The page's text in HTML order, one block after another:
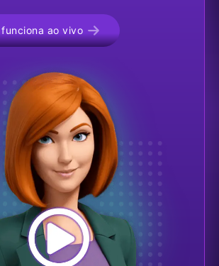
ao vivo